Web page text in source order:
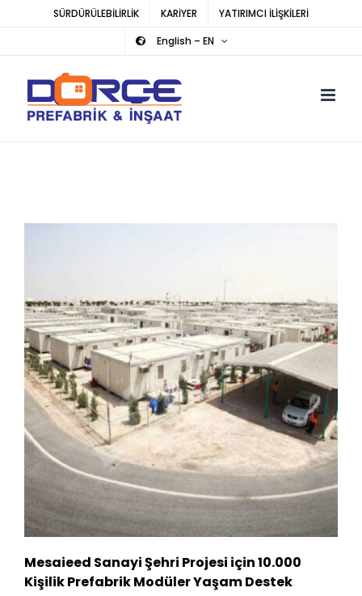
SÜRDÜRÜLEBİLİRLİK KARİYER
YATIRIMCI İLİŞKİLERİ
English – EN
Mesaieed Sanayi Şehri Projesi için 10.000
Kişilik Prefabrik Modüler Yaşam Destek